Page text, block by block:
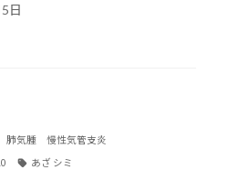
日
肺気腫 慢性気管支炎
あざ シミ